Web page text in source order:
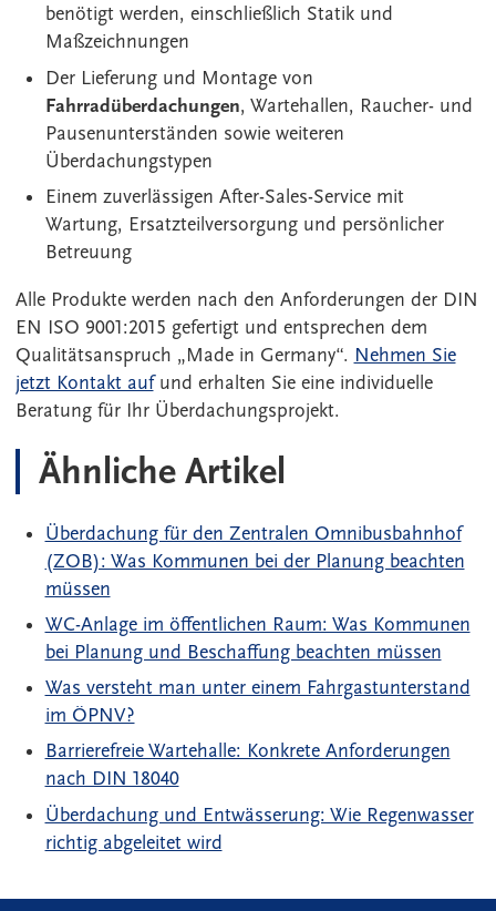
benötigt werden, einschließlich Statik und
Maßzeichnungen
Der Lieferung und Montage von
Fahrradüberdachungen, Wartehallen, Raucher- und
Pausenunterständen sowie weiteren
Überdachungstypen
Einem zuverlässigen After-Sales-Service mit
Wartung, Ersatzteilversorgung und persönlicher
Betreuung
Alle Produkte werden nach den Anforderungen der DIN
EN ISO 9001:2015 gefertigt und entsprechen dem
Qualitätsanspruch „Made in Germany“. Nehmen Sie
jetzt Kontakt aufund erhalten Sie eine individuelle
Beratung für Ihr Überdachungsprojekt.
Ähnliche Artikel
Überdachung für den Zentralen Omnibusbahnhof
(ZOB): Was Kommunen bei der Planung beachten
müssen
WC-Anlage im öffentlichen Raum: Was Kommunen
bei Planung und Beschaffung beachten müssen
Was versteht man unter einem Fahrgastunterstand
im ÖPNV?
Barrierefreie Wartehalle: Konkrete Anforderungen
nach DIN 18040
Überdachung und Entwässerung: Wie Regenwasser
richtig abgeleitet wird